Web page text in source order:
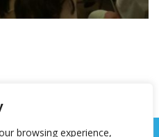
browsing experience,